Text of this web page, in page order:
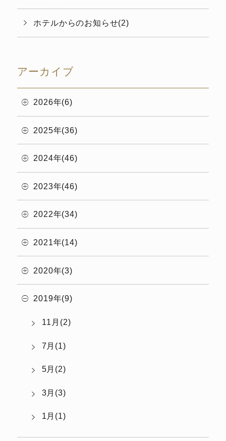
ホテルからのお知らせ(2)
アーカイブ
2026年(6)
2025年(36)
2024年(46)
2023年(46)
2022年(34)
2021年(14)
2020年(3)
2019年(9)
11月(2)
7月(1)
5月(2)
3月(3)
1月(1)